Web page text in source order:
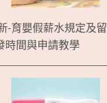
-育嬰假薪水規定及
時間與申請教學